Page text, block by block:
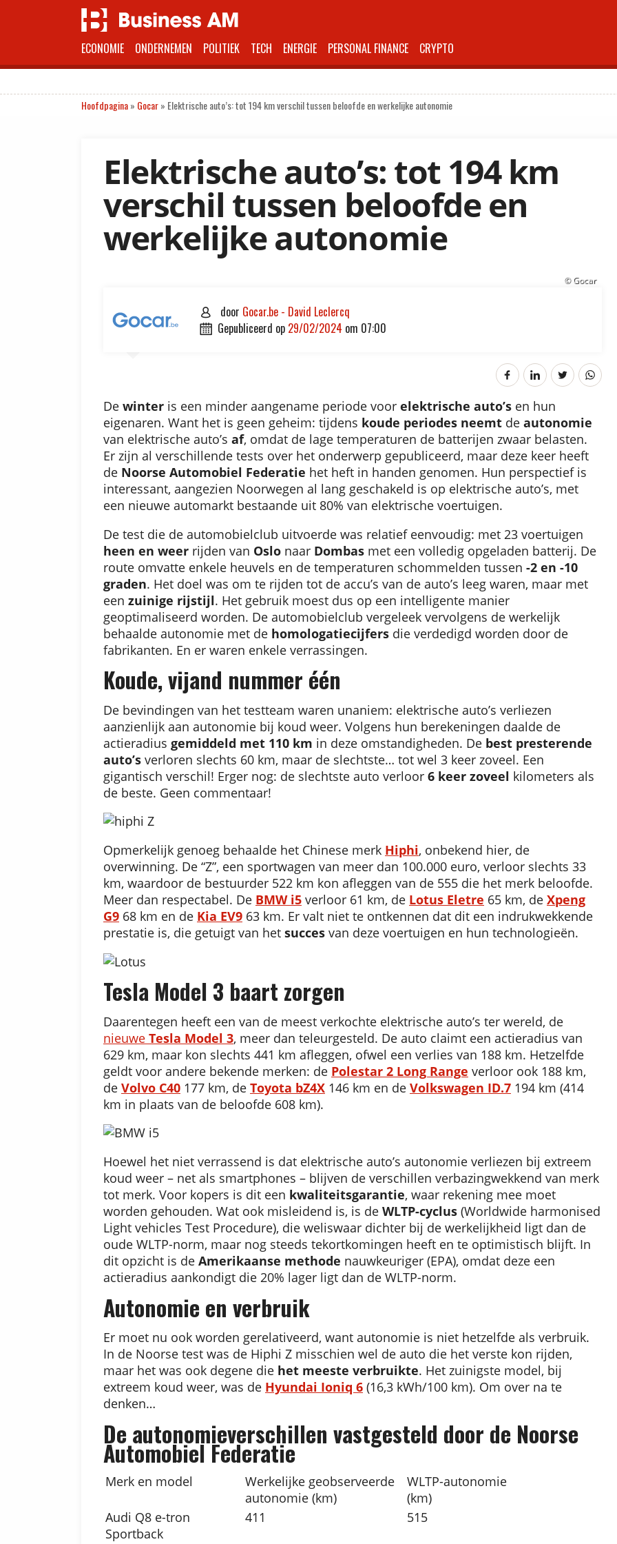
ECONOMIE ONDERNEMEN POLITIEK TECH ENERGIE PERSONAL FINANCE CRYPTO
Hoofdpagina» Gocar» Elektrische auto’s: tot 194 km verschil tussen beloofde en werkelijke autonomie
Elektrische auto’s: tot 194 km
verschil tussen beloofde en
werkelijke autonomie
© Gocar
 door Gocar.be - David Leclercq
 gepubliceerd op 29/02/2024 om 07:00
De winter is een minder aangename periode voor elektrische auto’s en hun
eigenaren. Want het is geen geheim: tijdens koude periodes neemt de autonomie
van elektrische auto’s af, omdat de lage temperaturen de batterijen zwaar belasten.
Er zijn al verschillende tests over het onderwerp gepubliceerd, maar deze keer heeft
de Noorse Automobiel Federatie het heft in handen genomen. Hun perspectief is
interessant, aangezien Noorwegen al lang geschakeld is op elektrische auto’s, met
een nieuwe automarkt bestaande uit 80% van elektrische voertuigen.
De test die de automobielclub uitvoerde was relatief eenvoudig: met 23 voertuigen
heen en weer rijden van Oslo naar Dombas met een volledig opgeladen batterij. De
route omvatte enkele heuvels en de temperaturen schommelden tussen -2 en -10
graden. Het doel was om te rijden tot de accu’s van de auto’s leeg waren, maar met
een zuinige rijstijl. Het gebruik moest dus op een intelligente manier
geoptimaliseerd worden. De automobielclub vergeleek vervolgens de werkelijk
behaalde autonomie met de homologatiecijfers die verdedigd worden door de
fabrikanten. En er waren enkele verrassingen.
Koude, vijand nummer één
De bevindingen van het testteam waren unaniem: elektrische auto’s verliezen
aanzienlijk aan autonomie bij koud weer. Volgens hun berekeningen daalde de
actieradius gemiddeld met 110 km in deze omstandigheden. De best presterende
auto’s verloren slechts 60 km, maar de slechtste… tot wel 3 keer zoveel. Een
gigantisch verschil! Erger nog: de slechtste auto verloor 6 keer zoveel kilometers als
de beste. Geen commentaar!
Opmerkelijk genoeg behaalde het Chinese merk Hiphi, onbekend hier, de
overwinning. De “Z”, een sportwagen van meer dan 100.000 euro, verloor slechts 33
km, waardoor de bestuurder 522 km kon afleggen van de 555 die het merk beloofde.
Meer dan respectabel. De BMW i5 verloor 61 km, de Lotus Eletre 65 km, de Xpeng
G9 68 km en de Kia EV9 63 km. Er valt niet te ontkennen dat dit een indrukwekkende
prestatie is, die getuigt van het succes van deze voertuigen en hun technologieën.
Tesla Model 3 baart zorgen
Daarentegen heeft een van de meest verkochte elektrische auto’s ter wereld, de
nieuwe Tesla Model 3, meer dan teleurgesteld. De auto claimt een actieradius van
629 km, maar kon slechts 441 km afleggen, ofwel een verlies van 188 km. Hetzelfde
geldt voor andere bekende merken: de Polestar 2 Long Range verloor ook 188 km,
de Volvo C40 177 km, de Toyota bZ4X 146 km en de Volkswagen ID.7 194 km (414
km in plaats van de beloofde 608 km).
Hoewel het niet verrassend is dat elektrische auto’s autonomie verliezen bij extreem
koud weer – net als smartphones – blijven de verschillen verbazingwekkend van merk
tot merk. Voor kopers is dit een kwaliteitsgarantie, waar rekening mee moet
worden gehouden. Wat ook misleidend is, is de WLTP-cyclus (Worldwide harmonised
Light vehicles Test Procedure), die weliswaar dichter bij de werkelijkheid ligt dan de
oude WLTP-norm, maar nog steeds tekortkomingen heeft en te optimistisch blijft. In
dit opzicht is de Amerikaanse methode nauwkeuriger (EPA), omdat deze een
actieradius aankondigt die 20% lager ligt dan de WLTP-norm.
Autonomie en verbruik
Er moet nu ook worden gerelativeerd, want autonomie is niet hetzelfde als verbruik.
In de Noorse test was de Hiphi Z misschien wel de auto die het verste kon rijden,
maar het was ook degene die het meeste verbruikte. Het zuinigste model, bij
extreem koud weer, was de Hyundai Ioniq 6 (16,3 kWh/100 km). Om over na te
denken…
De autonomieverschillen vastgesteld door de Noorse
Automobiel Federatie
Merk en model
Werkelijke geobserveerde
autonomie (km)
WLTP-autonomie
(km)
Audi Q8 e-tron
Sportback
411 515